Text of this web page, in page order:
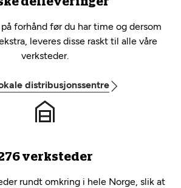
forhånd før du har time og dersom
leveres disse raskt til alle våre
verksteder.
distribusjonssentre
verksteder
rundt omkring i hele Norge, slik at